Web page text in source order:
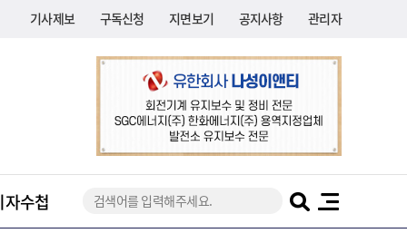
기사제보 구독신청 지면보기 공지사항 관리자
자수첩